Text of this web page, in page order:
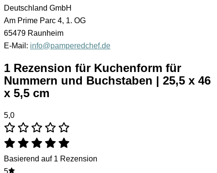
Deutschland GmbH
Am Prime Parc 4, 1. OG
65479 Raunheim
E-Mail: info@pamperedchef.de
1 Rezension für Kuchenform für
Nummern und Buchstaben | 25,5 x 46
x 5,5 cm
5,0
Basierend auf 1 Rezension
5